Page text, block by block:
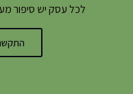
לכל עסק יש סיפור
התקשרו ל: